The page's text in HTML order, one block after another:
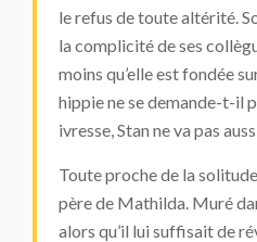
le refus de toute altérité.
la complicité de ses
moins qu’elle est fondée
hippie ne se demande-t-il
ivresse, Stan ne va pas
Toute proche de la
père de Mathilda. Muré
alors qu’il lui suffisait de